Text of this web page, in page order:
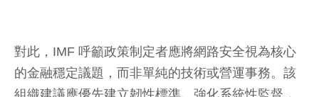
對此，IMF 呼籲政策制定者應將網路安全視為核心
的金融穩定議題，而非單純的技術或營運事務。該